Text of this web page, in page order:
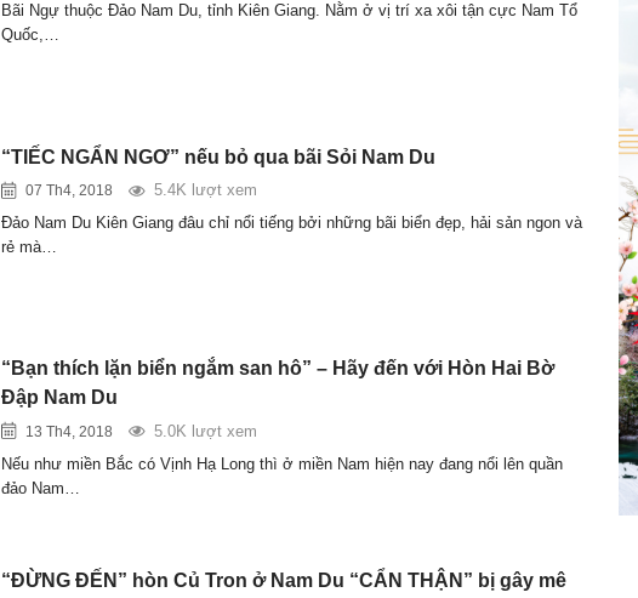
Bãi Ngự thuộc Đảo Nam Du, tỉnh Kiên Giang. Nằm ở vị trí xa xôi tận cực Nam Tổ
Quốc,…
“TIẾC NGẨN NGƠ” nếu bỏ qua bãi Sỏi Nam Du
07 Th4, 2018
5.4K lượt xem
Đảo Nam Du Kiên Giang đâu chỉ nổi tiếng bởi những bãi biển đẹp, hải sản ngon và
rẻ mà…
“Bạn thích lặn biển ngắm san hô” – Hãy đến với Hòn Hai Bờ
Đập Nam Du
13 Th4, 2018
5.0K lượt xem
Nếu như miền Bắc có Vịnh Hạ Long thì ở miền Nam hiện nay đang nổi lên quần
đảo Nam…
“ĐỪNG ĐẾN” hòn Củ Tron ở Nam Du “CẨN THẬN” bị gây mê